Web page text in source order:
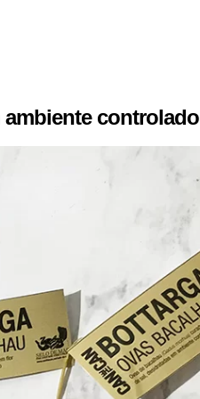
ambiente controlado